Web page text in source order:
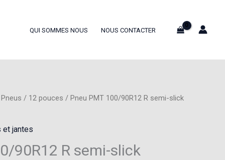
QUI SOMMES NOUS NOUS CONTACTER
Pneus / 12 pouces / Pneu PMT 100/90R12 R semi-slick
et jantes
90R12 R semi-slick